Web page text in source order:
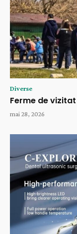
Diverse
Ferme de
mai 28, 2026